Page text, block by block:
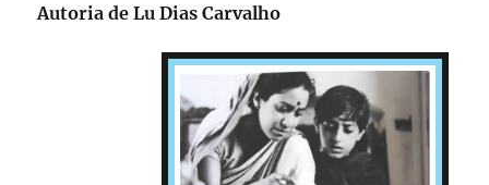
Autoria de Lu Dias Carvalho